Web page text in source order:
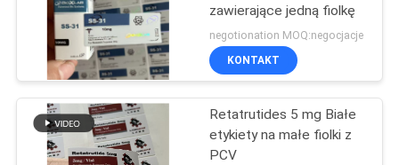
PRIVACY
POLICY
10ml fiolka pola
45
zawierające jedną fiolkę
negotionation MOQ:negocjacje
KONTAKT
Retatrutides 5 mg Białe
etykiety na małe fiolki z
PCV